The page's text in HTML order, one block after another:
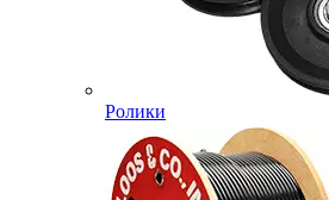
Ролики